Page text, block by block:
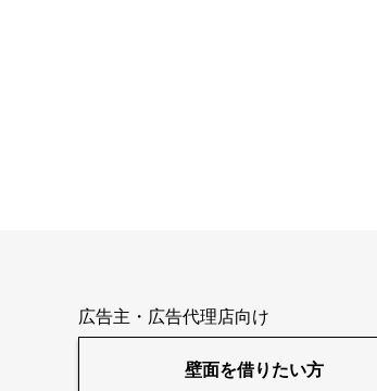
広告主・広告代理店向け
壁面を借りたい方